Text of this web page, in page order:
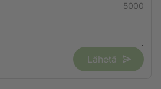
5000
Lähetä